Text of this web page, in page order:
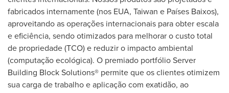
fabricados internamente (nos EUA, Taiwan e Países Baixos),
aproveitando as operações internacionais para obter escala
e eficiência, sendo otimizados para melhorar o custo total
de propriedade (TCO) e reduzir o impacto ambiental
(computação ecológica). O premiado portfólio Server
Building Block Solutions® permite que os clientes otimizem
sua carga de trabalho e aplicação com exatidão, ao